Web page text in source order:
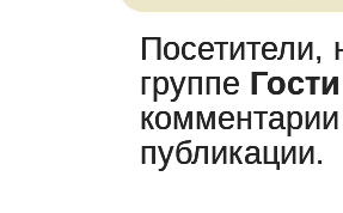
Посетители,
группе Гости
публикации.